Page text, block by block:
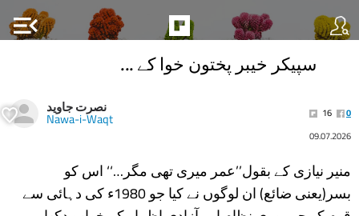
menu_open
سپیکر خیبر پختون خوا کے ...
نصرت جاوید
Nawa-i-Waqt 16
0
09.07.2026
منیر نیازی کے بقول’’عمر میری تھی مگر…‘‘ اس کو
بسر(یعنی ضائع) ان لوگوں نے کیا جو 1980ء کی دہائی سے